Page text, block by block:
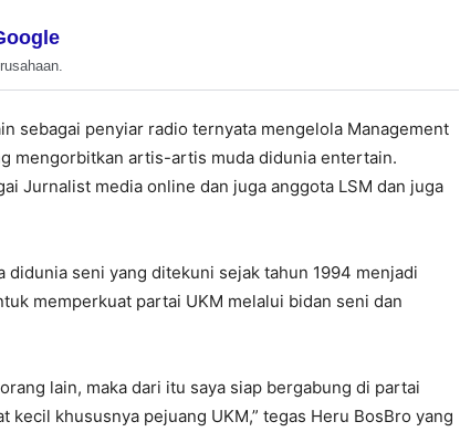
sebagai penyiar radio ternyata mengelola Management
mengorbitkan artis-artis muda didunia entertain.
Jurnalist media online dan juga anggota LSM dan juga
didunia seni yang ditekuni sejak tahun 1994 menjadi
memperkuat partai UKM melalui bidan seni dan
lain, maka dari itu saya siap bergabung di partai
kecil khususnya pejuang UKM,” tegas Heru BosBro yang